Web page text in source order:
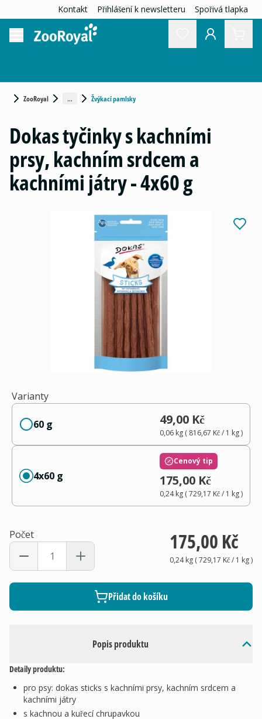
Kontakt Přihlášení k newsletteru Spořivá tlapka
ZooRoyal ... Žvýkací pamlsky
Popis produktu
Detaily produktu:
pro psy: dokas sticks s kachními prsy, kachním srdcem a
kachními játry
s kachnou a kuřecí chrupavkou
Dokas tyčinky s kachními
prsy, kachním srdcem a
kachními játry - 4x60 g
Varianty
60 g 49,00 Kč
0,06 kg( 816,67 Kč/ 1 kg)
4x60 g
Cenový tip
175,00 Kč
0,24 kg(729,17 Kč/ 1 kg)
Počet 175,00 Kč
0,24 kg(729,17 Kč/ 1 kg)
Přidat do košíku